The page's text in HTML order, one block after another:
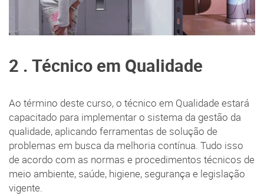
2 . Técnico em Qualidade
Ao término deste curso, o técnico em Qualidade estará
capacitado para implementar o sistema da gestão da
qualidade, aplicando ferramentas de solução de
problemas em busca da melhoria contínua. Tudo isso
de acordo com as normas e procedimentos técnicos de
meio ambiente, saúde, higiene, segurança e legislação
vigente.